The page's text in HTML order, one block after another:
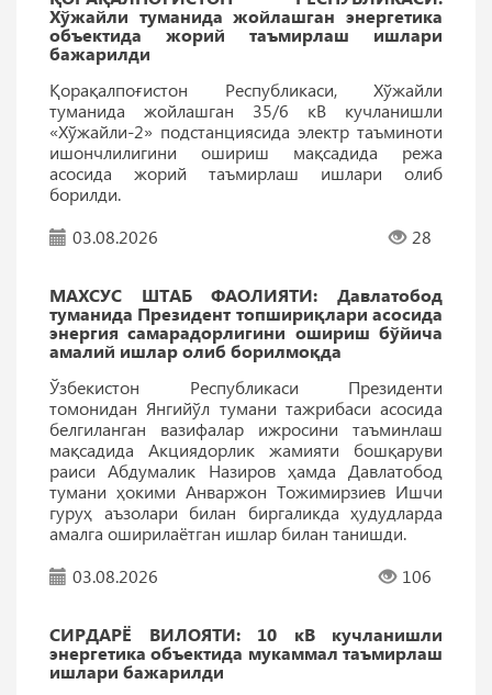
Хўжайли туманида жойлашган энергетика
объектида жорий таъмирлаш ишлари
бажарилди
Қорақалпоғистон Республикаси, Хўжайли
туманида жойлашган 35/6 кВ кучланишли
«Хўжайли-2» подстанциясида электр таъминоти
ишончлилигини ошириш мақсадида режа
асосида жорий таъмирлаш ишлари олиб
борилди.
03.08.2026
28
МАХСУС ШТАБ ФАОЛИЯТИ: Давлатобод
туманида Президент топшириқлари асосида
энергия самарадорлигини ошириш бўйича
амалий ишлар олиб борилмоқда
Ўзбекистон Республикаси Президенти
томонидан Янгийўл тумани тажрибаси асосида
белгиланган вазифалар ижросини таъминлаш
мақсадида Акциядорлик жамияти бошқаруви
раиси Абдумалик Назиров ҳамда Давлатобод
тумани ҳокими Анваржон Тожимирзиев Ишчи
гуруҳ аъзолари билан биргаликда ҳудудларда
амалга оширилаётган ишлар билан танишди.
03.08.2026
106
СИРДАРЁ ВИЛОЯТИ: 10 кВ кучланишли
энергетика объектида мукаммал таъмирлаш
ишлари бажарилди